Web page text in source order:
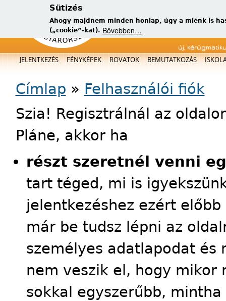
Sütizés
Ahogy majdnem minden honlap, úgy a miénk is
(„cookie”-kat). Bővebben…
új,
Főmenü
JELENTKEZÉS FÉNYKÉPEK ROVATOK BEMUTATKOZÁS
Jelenlegi hely
Címlap » Felhasználói fiók
Szia! Regisztrálnál az
Pláne, akkor ha
részt szeretnél venni
tart téged, mi is
jelentkezéshez ezért
már be tudsz lépni az
személyes adatlapodat és
nem veszik el, hogy mikor
sokkal egyszerűbb,